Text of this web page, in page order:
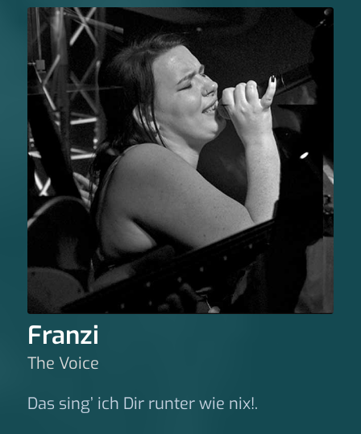
Franzi
The Voice
Das sing’ ich Dir runter wie nix!.